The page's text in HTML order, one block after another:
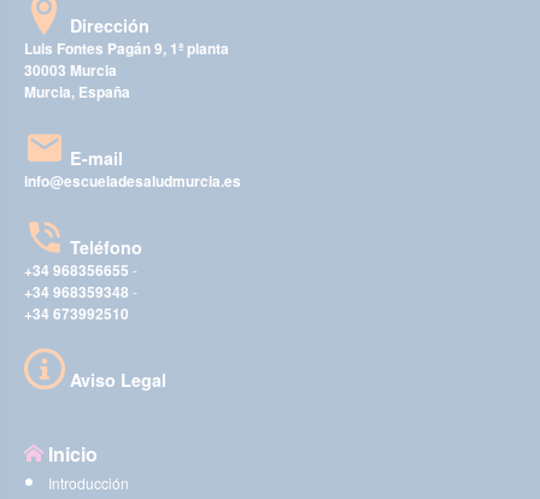
Dirección
Luis Fontes Pagán 9, 1ª planta
30003 Murcia
Murcia, España
E-mail
info@escueladesaludmurcia.es
Teléfono
+34 968356655 -
+34 968359348 -
+34 673992510
Aviso Legal
Inicio
Introducción